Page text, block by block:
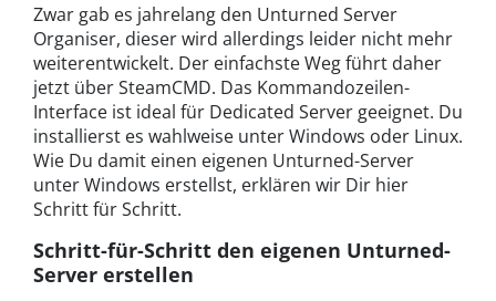
Zwar gab es jahrelang den Unturned Server
Organiser, dieser wird allerdings leider nicht mehr
weiterentwickelt. Der einfachste Weg führt daher
jetzt über SteamCMD. Das Kommandozeilen-
Interface ist ideal für Dedicated Server geeignet. Du
installierst es wahlweise unter Windows oder Linux.
Wie Du damit einen eigenen Unturned-Server
unter Windows erstellst, erklären wir Dir hier
Schritt für Schritt.
Schritt-für-Schritt den eigenen Unturned-
Server erstellen